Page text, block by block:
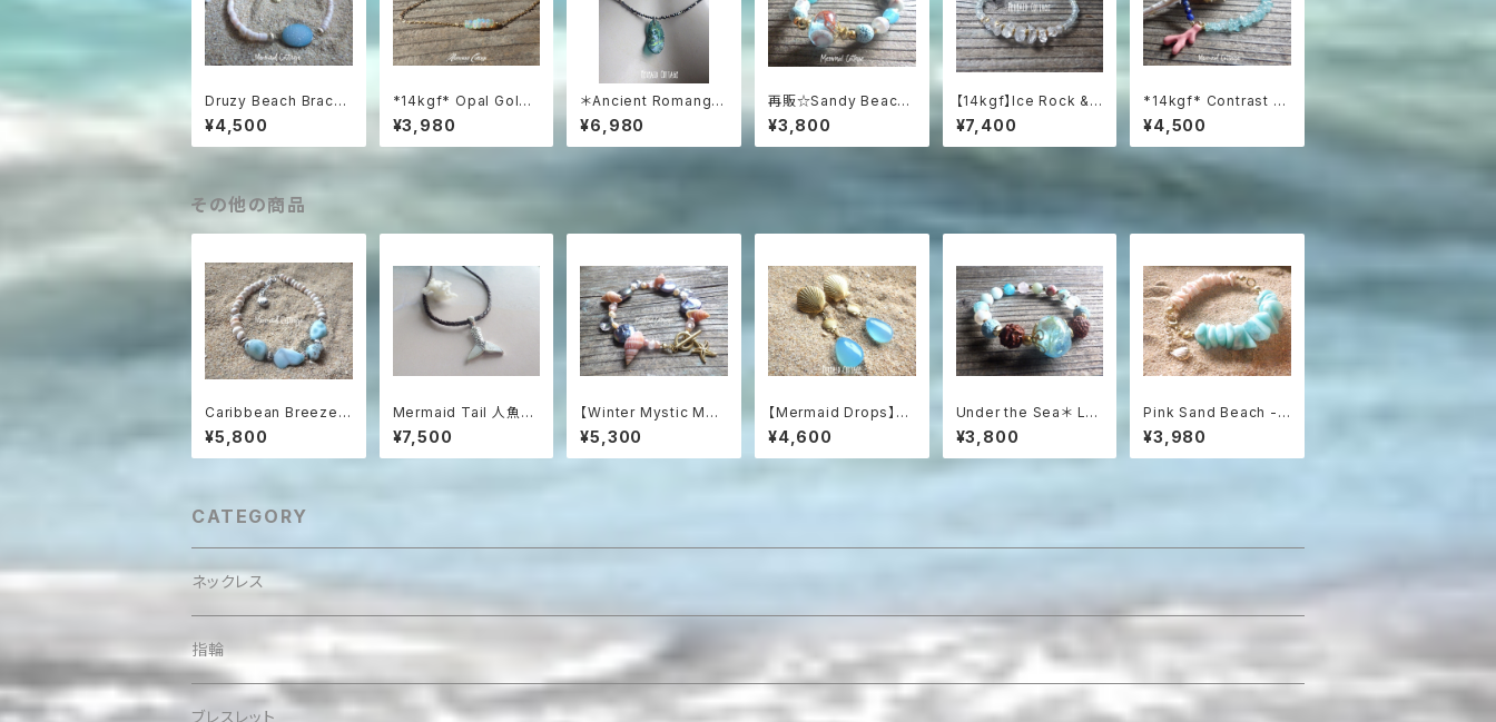
Druzy Beach Bracel
et ---blue druzy & s
hell
¥4,500
*14kgf* Opal Gold-
filled Bracelet
¥3,980
＊Ancient Romangla
ss Necklace3WAY☆
ローマングラス ブラック
スピネルネックレス☆ユ
¥6,980
再販☆Sandy Beach
＊ Essential Oil Dif
fuser Bracelet
¥3,800
【14kgf】Ice Rock &
Sea 氷粒のハーキマー
＆アクアマリンブレスレ
ット
¥7,400
*14kgf* Contrast O
cean Bracelet 海
のコントラスト☆ハーフ
＆ハーフブレスレット
¥4,500
その他の商品
Caribbean Breeze
ラリマーとコンクシェル
のビーチブレスレット
¥5,800
Mermaid Tail 人魚の
尻尾の革紐ハワイアン
ネックレス マザーオブ
パール＆シルバー925
¥7,500
【Winter Mystic Mer
maid】ヒトデとパール
のロマンティック・ブレ
スレット
¥5,300
【Mermaid Drops】シ
ーブルーカルセドニーと
シェルのマーメイドイヤ
リング
¥4,600
Under the Sea＊ Lav
a Stone Diffuser Br
acelet 暗闇で光る浅
瀬の海アロマブレスレッ
¥3,800
Pink Sand Beach -
エルーセラ島の贈り物
アマゾナイト＆シェルブ
レスレット
¥3,980
CATEGORY
ネックレス
指輪
ブレスレット